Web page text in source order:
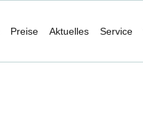
Preise Aktuelles Service